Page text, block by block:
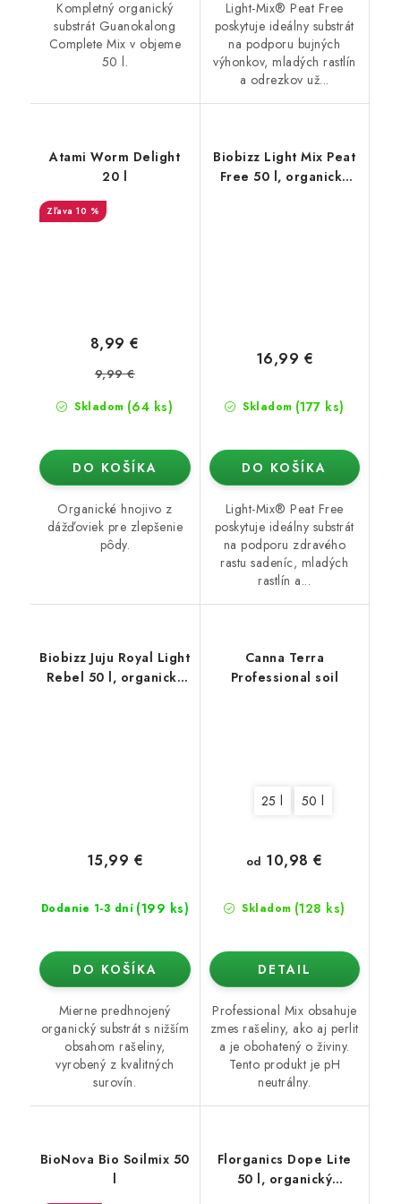
Kompletný organický
substrát Guanokalong
Complete Mix v objeme
50 l.
Light-Mix® Peat Free
poskytuje ideálny substrát
na podporu bujných
výhonkov, mladých rastlín
a odrezkov už...
Atami Worm Delight
20 l
10 %
Skladom (64 ks)
8,99 €
9,99 €
DO KOŠÍKA
Organické hnojivo z
dážďoviek pre zlepšenie
pôdy.
Biobizz Light Mix Peat
Free 50 l, organický
Skladom (177 ks)
16,99 €
DO KOŠÍKA
Light-Mix® Peat Free
poskytuje ideálny substrát
na podporu zdravého
rastu sadeníc, mladých
rastlín a...
Biobizz Juju Royal Light
Rebel 50 l, organický
Dodanie 1-3 dní (199 ks)
15,99 €
DO KOŠÍKA
Mierne predhnojený
organický substrát s nižším
obsahom rašeliny,
vyrobený z kvalitných
surovín.
Canna Terra
Professional soil
25 l 50 l
Skladom (128 ks)
od 10,98 €
DETAIL
Professional Mix obsahuje
zmes rašeliny, ako aj perlit
a je obohatený o živiny.
Tento produkt je pH
neutrálny.
BioNova Bio Soilmix 50
l
Florganics Dope Lite
50 l, organický